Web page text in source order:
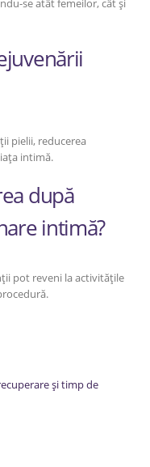
se atât femeilor, cât și
pielii, reducerea
intimă.
după
intimă?
pot reveni la activitățile
și timp de